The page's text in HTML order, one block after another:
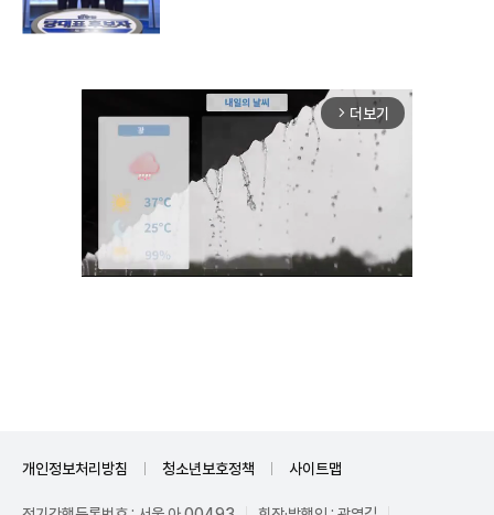
arrow_forward_ios 더보기
개인정보처리방침 청소년보호정책 사이트맵